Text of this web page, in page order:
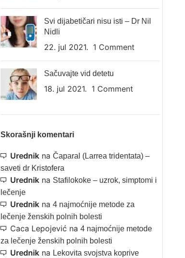
Svi dijabetičari nisu isti – Dr Nil
Nidli
22. jul 2021. 1 Comment
Sačuvajte vid detetu
18. jul 2021. 1 Comment
Skorašnji komentari
Urednikna Čaparal (Larrea tridentata) –
saveti dr Kristofera
Urednikna Stafilokoke – uzrok, simptomi i
lečenje
Urednikna 4 najmoćnije metode za
lečenje ženskih polnih bolesti
Caca Lepojević na 4 najmoćnije metode
za lečenje ženskih polnih bolesti
Urednikna Lekovita svojstva koprive